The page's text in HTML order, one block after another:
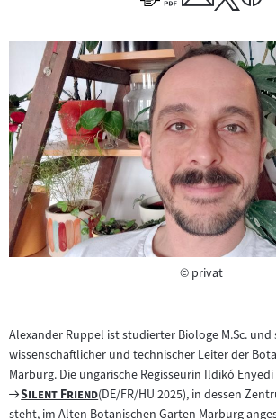
©Copyright
privat
Alexander Ruppel ist studierter Biologe M.Sc. und
wissenschaftlicher und technischer Leiter der
Marburg. Die ungarische Regisseurin Ildikó
Zum
Filmarchiv:
"
Silent Friend"
(DE/FR/HU 2025), in dessen
steht, im Alten Botanischen Garten Marburg